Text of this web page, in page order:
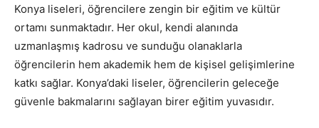
Konya liseleri, öğrencilere zengin bir eğitim ve kültür
ortamı sunmaktadır. Her okul, kendi alanında
uzmanlaşmış kadrosu ve sunduğu olanaklarla
öğrencilerin hem akademik hem de kişisel gelişimlerine
katkı sağlar. Konya’daki liseler, öğrencilerin geleceğe
güvenle bakmalarını sağlayan birer eğitim yuvasıdır.